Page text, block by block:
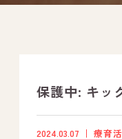
社内行事
保護中: キッ
2024.03.07 療育